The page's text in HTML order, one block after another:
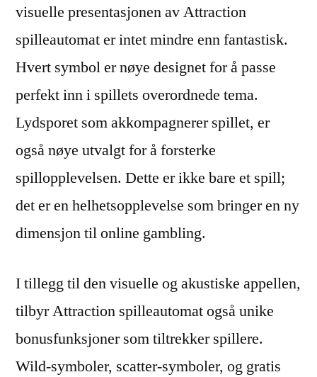
visuelle presentasjonen av Attraction
spilleautomat er intet mindre enn fantastisk.
Hvert symbol er nøye designet for å passe
perfekt inn i spillets overordnede tema.
Lydsporet som akkompagnerer spillet, er
også nøye utvalgt for å forsterke
spillopplevelsen. Dette er ikke bare et spill;
det er en helhetsopplevelse som bringer en ny
dimensjon til online gambling.
I tillegg til den visuelle og akustiske appellen,
tilbyr Attraction spilleautomat også unike
bonusfunksjoner som tiltrekker spillere.
Wild-symboler, scatter-symboler, og gratis